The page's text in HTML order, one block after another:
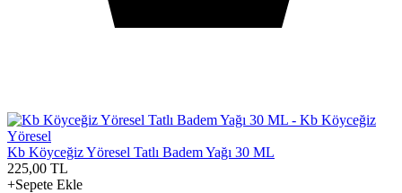
Kb Köyceğiz Yöresel Tatlı Badem Yağı 30 ML
225,00 TL
+Sepete Ekle